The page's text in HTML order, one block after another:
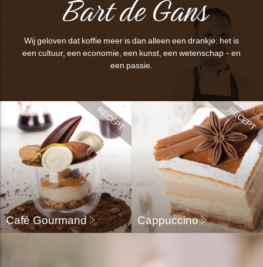
Wij geloven dat koffie meer is dan alleen een drankje: het is
een cultuur, een economie, een kunst, een wetenschap - en
een passie.
Café Gourmand Cappuccino